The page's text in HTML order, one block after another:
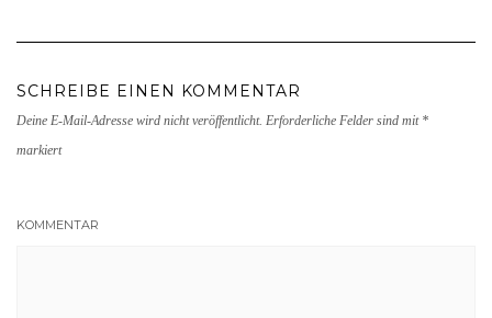
SCHREIBE EINEN KOMMENTAR
Deine E-Mail-Adresse wird nicht veröffentlicht. Erforderliche Felder sind mit *
markiert
KOMMENTAR